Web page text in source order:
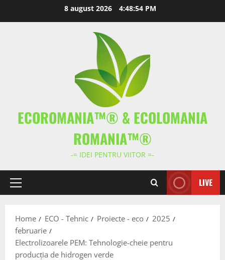
8 august 2026 4:48:55 PM
ECOROMANIA™® & ECOLOMANIA
ROMANIA™®
-= IDEI PENTRU VIITOR =-
Primary
LIVE
Home ECO - Tehnic Proiecte - eco
2025
februarie
Electrolizoarele PEM: Tehnologie-cheie pentru
producția de hidrogen verde